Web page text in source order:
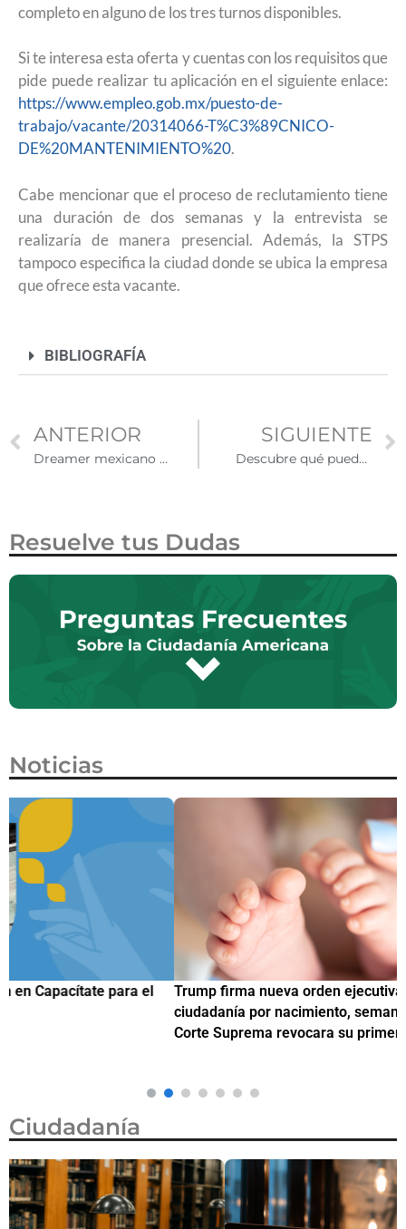
completo en alguno de los tres turnos disponibles.
Si te interesa esta oferta y cuentas con los requisitos que
pide puede realizar tu aplicación en el siguiente enlace:
https://www.empleo.gob.mx/puesto-de-
trabajo/vacante/20314066-T%C3%89CNICO-
DE%20MANTENIMIENTO%20.
Cabe mencionar que el proceso de reclutamiento tiene
una duración de dos semanas y la entrevista se
realizaría de manera presencial. Además, la STPS
tampoco especifica la ciudad donde se ubica la empresa
que ofrece esta vacante.
BIBLIOGRAFÍA
ANTERIOR
Dreamer mexicano logra graduarse como médico gracias a los beneficios de DACA
SIGUIENTE
Descubre qué pueden hacer los Consulados de México por ti
Resuelve tus Dudas
Noticias
Trump firma nueva orden ejecutiva para restringir la
ciudadanía por nacimiento, semanas después de que la
Corte Suprema revocara su primer intento
Ciudadanía